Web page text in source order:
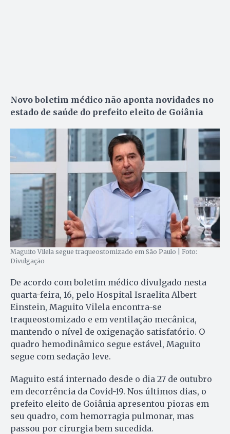
Novo boletim médico não aponta novidades no
estado de saúde do prefeito eleito de Goiânia
Maguito Vilela segue traqueostomizado em São Paulo | Foto:
Divulgação
De acordo com boletim médico divulgado nesta
quarta-feira, 16, pelo Hospital Israelita Albert
Einstein, Maguito Vilela encontra-se
traqueostomizado e em ventilação mecânica,
mantendo o nível de oxigenação satisfatório. O
quadro hemodinâmico segue estável, Maguito
segue com sedação leve.
Maguito está internado desde o dia 27 de outubro
em decorrência da Covid-19. Nos últimos dias, o
prefeito eleito de Goiânia apresentou pioras em
seu quadro, com hemorragia pulmonar, mas
passou por cirurgia bem sucedida.